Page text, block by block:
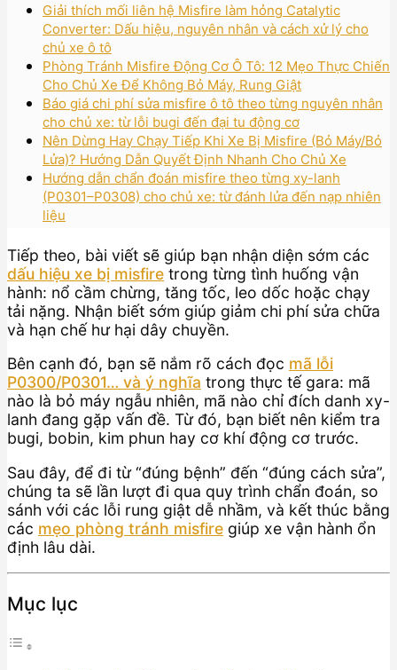
Giải thích mối liên hệ Misfire làm hỏng Catalytic
Converter: Dấu hiệu, nguyên nhân và cách xử lý cho
chủ xe ô tô
Phòng Tránh Misfire Động Cơ Ô Tô: 12 Mẹo Thực Chiến
Cho Chủ Xe Để Không Bỏ Máy, Rung Giật
Báo giá chi phí sửa misfire ô tô theo từng nguyên nhân
cho chủ xe: từ lỗi bugi đến đại tu động cơ
Nên Dừng Hay Chạy Tiếp Khi Xe Bị Misfire (Bỏ Máy/Bỏ
Lửa)? Hướng Dẫn Quyết Định Nhanh Cho Chủ Xe
Hướng dẫn chẩn đoán misfire theo từng xy-lanh
(P0301–P0308) cho chủ xe: từ đánh lửa đến nạp nhiên
liệu
Tiếp theo, bài viết sẽ giúp bạn nhận diện sớm các
dấu hiệu xe bị misfire trong từng tình huống vận
hành: nổ cầm chừng, tăng tốc, leo dốc hoặc chạy
tải nặng. Nhận biết sớm giúp giảm chi phí sửa chữa
và hạn chế hư hại dây chuyền.
Bên cạnh đó, bạn sẽ nắm rõ cách đọc mã lỗi
P0300/P0301… và ý nghĩa trong thực tế gara: mã
nào là bỏ máy ngẫu nhiên, mã nào chỉ đích danh xy-
lanh đang gặp vấn đề. Từ đó, bạn biết nên kiểm tra
bugi, bobin, kim phun hay cơ khí động cơ trước.
Sau đây, để đi từ “đúng bệnh” đến “đúng cách sửa”,
chúng ta sẽ lần lượt đi qua quy trình chẩn đoán, so
sánh với các lỗi rung giật dễ nhầm, và kết thúc bằng
các mẹo phòng tránh misfire giúp xe vận hành ổn
định lâu dài.
Mục lục